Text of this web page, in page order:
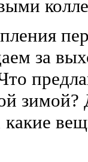
за
зимой?